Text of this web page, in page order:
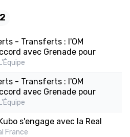
- Transferts : l'OM
avec Grenade pour
- Transferts : l'OM
avec Grenade pour
s'engage avec la Real
France